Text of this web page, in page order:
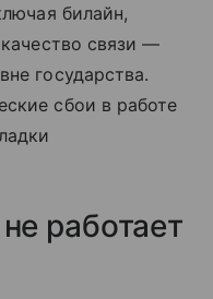
билайн,
связи —
государства.
сбои в работе
работает